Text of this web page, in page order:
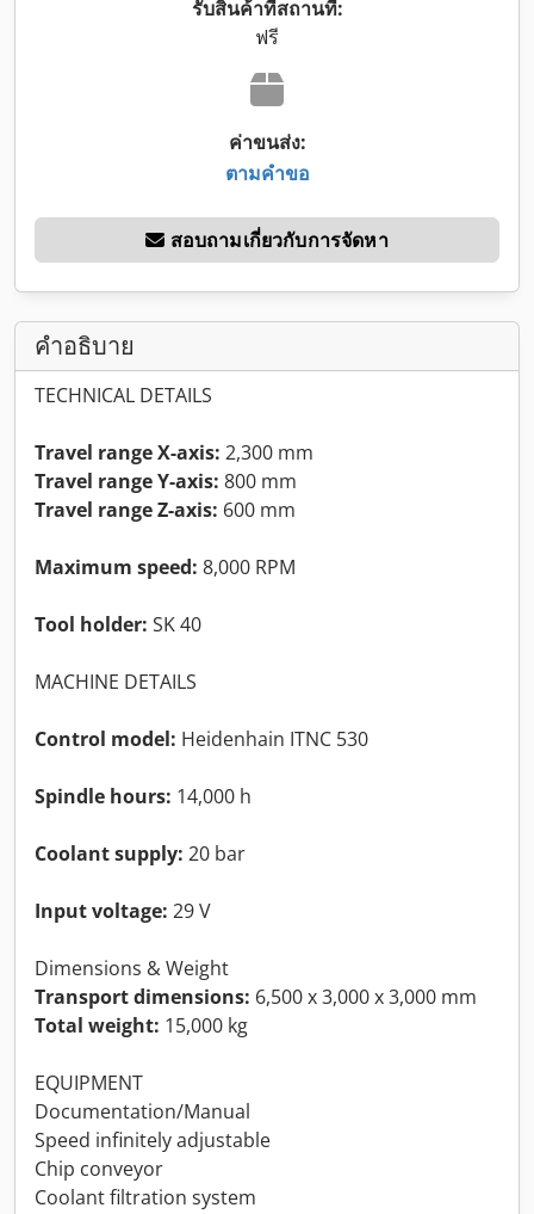
รับสินค้าที่สถานที่:
ฟรี
ค่าขนส่ง:
ตามคำขอ
สอบถามเกี่ยวกับการจัดหา
คำอธิบาย
TECHNICAL DETAILS
Travel range X-axis: 2,300 mm
Travel range Y-axis: 800 mm
Travel range Z-axis: 600 mm
Maximum speed: 8,000 RPM
Tool holder: SK 40
MACHINE DETAILS
Control model: Heidenhain ITNC 530
Spindle hours: 14,000 h
Coolant supply: 20 bar
Input voltage: 29 V
Dimensions & Weight
Transport dimensions: 6,500 x 3,000 x 3,000 mm
Total weight: 15,000 kg
EQUIPMENT
Documentation/Manual
Speed infinitely adjustable
Chip conveyor
Coolant filtration system